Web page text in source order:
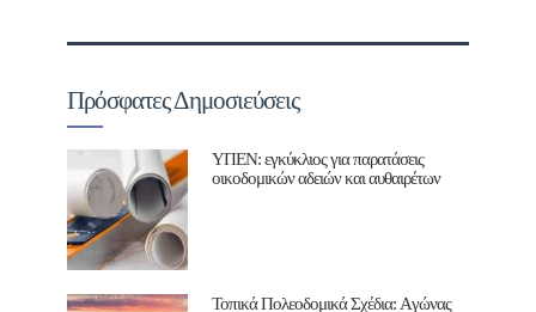
Πρόσφατες Δημοσιεύσεις
ΥΠΕΝ: εγκύκλιος για παρατάσεις
οικοδομικών αδειών και αυθαιρέτων
Τοπικά Πολεοδομικά Σχέδια: Aγώνας